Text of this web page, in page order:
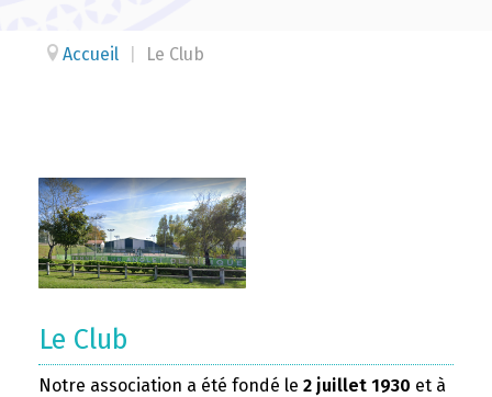
Accueil Le Club
Le Club
Notre association a été fondé le 2 juillet 1930 et à